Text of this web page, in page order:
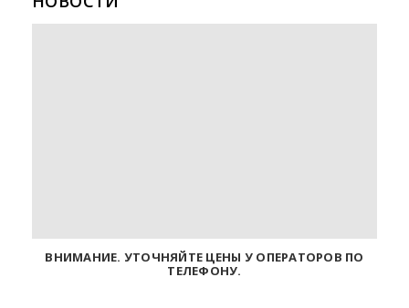
ВНИМАНИЕ. УТОЧНЯЙТЕ ЦЕНЫ У ОПЕРАТОРОВ ПО
ТЕЛЕФОНУ.